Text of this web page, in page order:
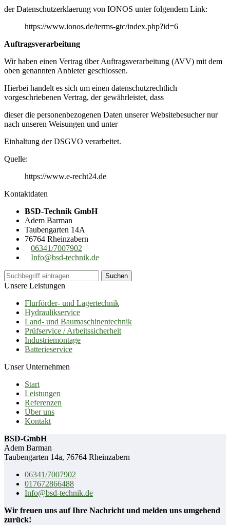
der Datenschutzerklaerung von IONOS unter folgendem Link:
https://www.ionos.de/terms-gtc/index.php?id=6
Auftragsverarbeitung
Wir haben einen Vertrag über Auftragsverarbeitung (AVV) mit dem
oben genannten Anbieter geschlossen.
Hierbei handelt es sich um einen datenschutzrechtlich
vorgeschriebenen Vertrag, der gewährleistet, dass
dieser die personenbezogenen Daten unserer Websitebesucher nur
nach unseren Weisungen und unter
Einhaltung der DSGVO verarbeitet.
Quelle:
https://www.e-recht24.de
Kontaktdaten
BSD-Technik GmbH
Adem Barman
Taubengarten 14A
76764 Rheinzabern
06341/7007902
Info@bsd-technik.de
Unsere Leistungen
Flurförder- und Lagertechnik
Hydraulikservice
Land- und Baumaschinentechnik
Prüfservice / Arbeitssicherheit
Industriemontage
Batterieservice
Unser Unternehmen
Start
Leistungen
Referenzen
Über uns
Kontakt
BSD-GmbH
Adem Barman
Taubengarten 14a, 76764 Rheinzabern
06341/7007902
017672866488
Info@bsd-technik.de
Wir freuen uns auf Ihre Nachricht und melden uns umgehend
zurück!